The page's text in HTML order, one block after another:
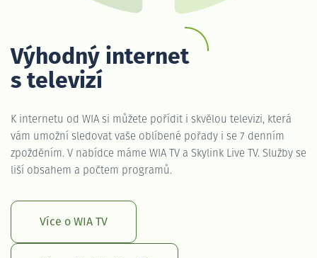
Výhodný internet
s televizí
K internetu od WIA si můžete pořídit i skvělou televizi, která
vám umožní sledovat vaše oblíbené pořady i se 7 denním
zpožděním. V nabídce máme WIA TV a Skylink Live TV. Služby se
liší obsahem a počtem programů.
Více o WIA TV